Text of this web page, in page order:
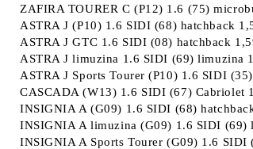
ZAFIRA TOURER C (P12) 1.6 (75)
ASTRA J (P10) 1.6 SIDI (68) hatchback
ASTRA J GTC 1.6 SIDI (08) hatchback
ASTRA J limuzina 1.6 SIDI (69) limuzina
ASTRA J Sports Tourer (P10) 1.6 SIDI
CASCADA (W13) 1.6 SIDI (67) Cabriolet
INSIGNIA A (G09) 1.6 SIDI (68)
INSIGNIA A limuzina (G09) 1.6 SIDI (69)
INSIGNIA A Sports Tourer (G09) 1.6 SIDI